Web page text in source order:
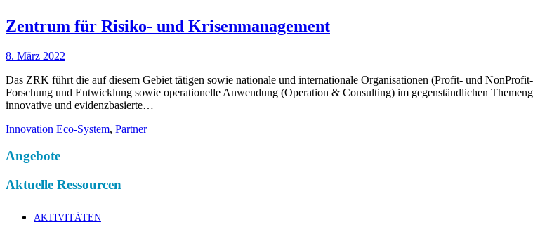
Zentrum für Risiko- und Krisenmanagement
8. März 2022
Das ZRK führt die auf diesem Gebiet tätigen sowie nationale und internationale Organisationen (Profit- und
Forschung und Entwicklung sowie operationelle Anwendung (Operation & Consulting) im gegenständlichen
innovative und evidenzbasierte…
Innovation Eco-System, Partner
Angebote
Aktuelle Ressourcen
AKTIVITÄTEN